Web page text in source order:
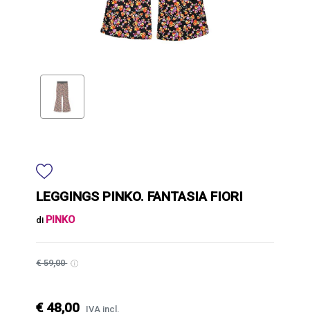
LEGGINGS PINKO. FANTASIA FIORI
di PINKO
€ 59,00
€ 48,00 IVA incl.